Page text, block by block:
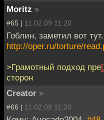
Moritz »
#65 | 11.02.09 11:20
Гоблин, заметил вот тут.
http://oper.ru/torture/
>Грамотный подход пре
сторон
Creator »
#66 | 11.02.09 11:20